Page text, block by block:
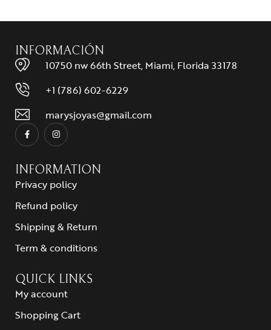
INFORMACIÓN
10750 nw 66th Street, Miami, Florida 33178
+1 (786) 602-6229
marysjoyas@gmail.com
INFORMATION
Privacy policy
Refund policy
Shipping & Return
Term & conditions
QUICK LINKS
My account
Shopping Cart